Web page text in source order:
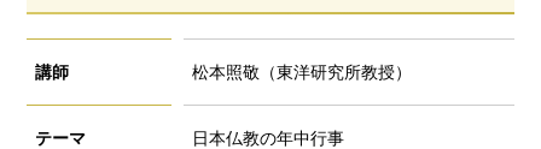
講師 松本照敬（東洋研究所教授）
テーマ 日本仏教の年中行事